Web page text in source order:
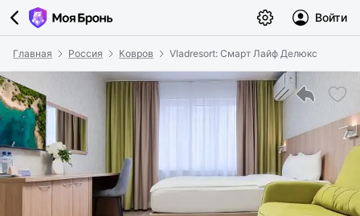
Войти
Главная Россия Ковров Vladresort: Смарт Лайф Делюкс